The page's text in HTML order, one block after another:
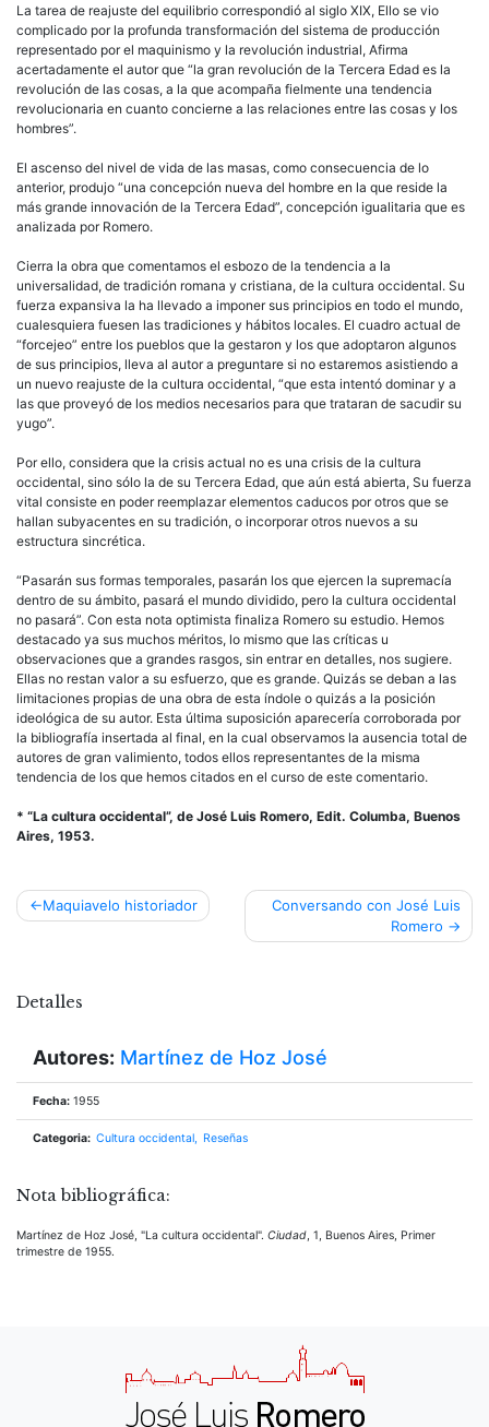
La tarea de reajuste del equilibrio correspondió al siglo XIX, Ello se vio
complicado por la profunda transformación del sistema de producción
representado por el maquinismo y la revolución industrial, Afirma
acertadamente el autor que “la gran revolución de la Tercera Edad es la
revolución de las cosas, a la que acompaña fielmente una tendencia
revolucionaria en cuanto concierne a las relaciones entre las cosas y los
hombres”.
El ascenso del nivel de vida de las masas, como consecuencia de lo
anterior, produjo “una concepción nueva del hombre en la que reside la
más grande innovación de la Tercera Edad”, concepción igualitaria que es
analizada por Romero.
Cierra la obra que comentamos el esbozo de la tendencia a la
universalidad, de tradición romana y cristiana, de la cultura occidental. Su
fuerza expansiva la ha llevado a imponer sus principios en todo el mundo,
cualesquiera fuesen las tradiciones y hábitos locales. El cuadro actual de
“forcejeo” entre los pueblos que la gestaron y los que adoptaron algunos
de sus principios, lleva al autor a preguntare si no estaremos asistiendo a
un nuevo reajuste de la cultura occidental, “que esta intentó dominar y a
las que proveyó de los medios necesarios para que trataran de sacudir su
yugo”.
Por ello, considera que la crisis actual no es una crisis de la cultura
occidental, sino sólo la de su Tercera Edad, que aún está abierta, Su fuerza
vital consiste en poder reemplazar elementos caducos por otros que se
hallan subyacentes en su tradición, o incorporar otros nuevos a su
estructura sincrética.
“Pasarán sus formas temporales, pasarán los que ejercen la supremacía
dentro de su ámbito, pasará el mundo dividido, pero la cultura occidental
no pasará”. Con esta nota optimista finaliza Romero su estudio. Hemos
destacado ya sus muchos méritos, lo mismo que las críticas u
observaciones que a grandes rasgos, sin entrar en detalles, nos sugiere.
Ellas no restan valor a su esfuerzo, que es grande. Quizás se deban a las
limitaciones propias de una obra de esta índole o quizás a la posición
ideológica de su autor. Esta última suposición aparecería corroborada por
la bibliografía insertada al final, en la cual observamos la ausencia total de
autores de gran valimiento, todos ellos representantes de la misma
tendencia de los que hemos citados en el curso de este comentario.
* “La cultura occidental”, de José Luis Romero, Edit. Columba, Buenos
Aires, 1953.
Navegación
Maquiavelo historiador
Conversando con José Luis
Romero
Detalles
Autores: Martínez de Hoz José
Fecha: 1955
Categoria: Cultura occidental Reseñas
Nota bibliográfica:
Martínez de Hoz José, "La cultura occidental". Ciudad, 1, Buenos Aires, Primer
trimestre de 1955.